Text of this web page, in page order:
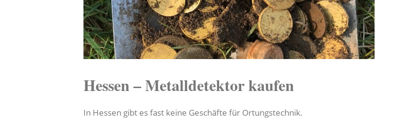
Hessen – Metalldetektor kaufen
In Hessen gibt es fast keine Geschäfte für Ortungstechnik.